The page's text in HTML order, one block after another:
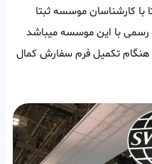
با کارشناسان موسسه ثبتا
رسمی با این موسسه میباشد
هنگام تکمیل فرم سفارش کمال